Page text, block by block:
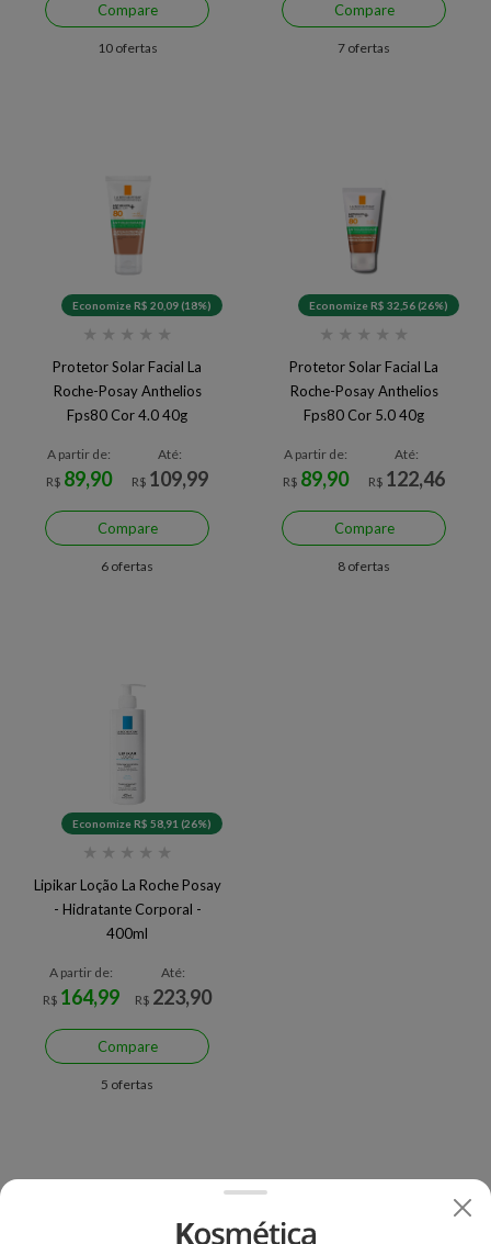
Compare
10 ofertas
Compare
7 ofertas
Economize R$ 20,09 (18%)
★ ★ ★ ★ ★
Protetor Solar Facial La
Roche-Posay Anthelios
Fps80 Cor 4.0 40g
A partir de:
R$ 89,90
Até:
R$ 109,99
Compare
6 ofertas
Economize R$ 32,56 (26%)
★ ★ ★ ★ ★
Protetor Solar Facial La
Roche-Posay Anthelios
Fps80 Cor 5.0 40g
A partir de:
R$ 89,90
Até:
R$ 122,46
Compare
8 ofertas
Economize R$ 58,91 (26%)
★ ★ ★ ★ ★
Lipikar Loção La Roche Posay
- Hidratante Corporal -
400ml
A partir de:
R$ 164,99
Até:
R$ 223,90
Compare
5 ofertas